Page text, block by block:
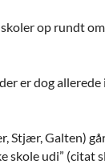
op rundt
er dog
Stjær, Galten)
udi” (citat